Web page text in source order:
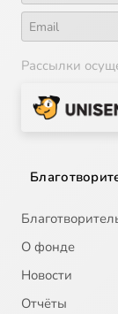
Рассылки
О фонде
Новости
Отчёты